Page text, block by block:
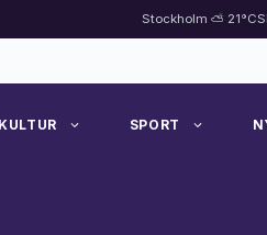
Stockholm ⛅ 21°C
KULTUR SPORT